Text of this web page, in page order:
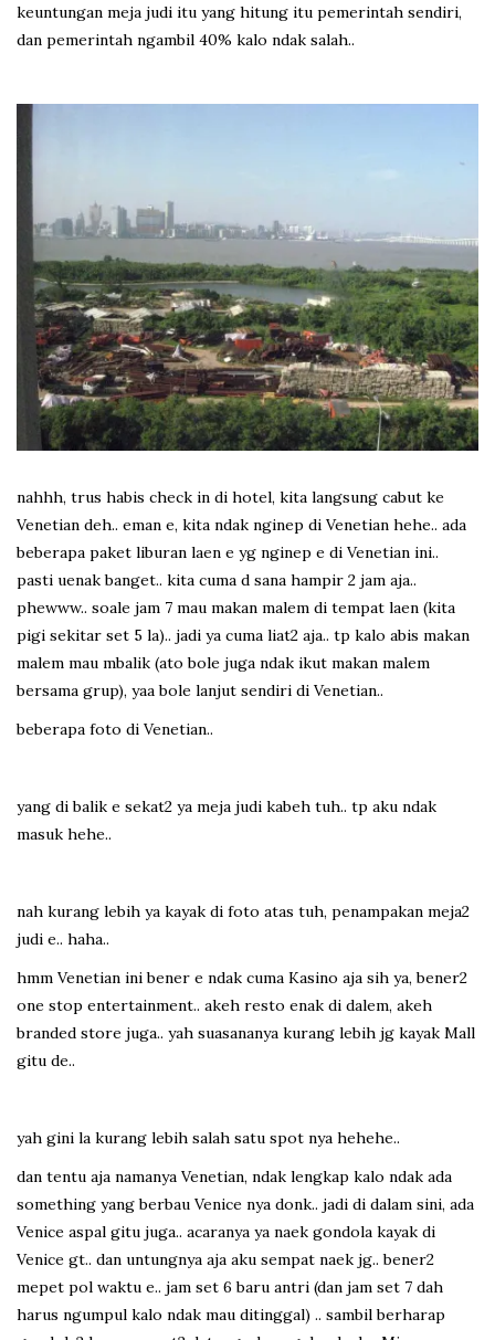
keuntungan meja judi itu yang hitung itu pemerintah sendiri,
dan pemerintah ngambil 40% kalo ndak salah..
nahhh, trus habis check in di hotel, kita langsung cabut ke
Venetian deh.. eman e, kita ndak nginep di Venetian hehe.. ada
beberapa paket liburan laen e yg nginep e di Venetian ini..
pasti uenak banget.. kita cuma d sana hampir 2 jam aja..
phewww.. soale jam 7 mau makan malem di tempat laen (kita
pigi sekitar set 5 la).. jadi ya cuma liat2 aja.. tp kalo abis makan
malem mau mbalik (ato bole juga ndak ikut makan malem
bersama grup), yaa bole lanjut sendiri di Venetian..
beberapa foto di Venetian..
yang di balik e sekat2 ya meja judi kabeh tuh.. tp aku ndak
masuk hehe..
nah kurang lebih ya kayak di foto atas tuh, penampakan meja2
judi e.. haha..
hmm Venetian ini bener e ndak cuma Kasino aja sih ya, bener2
one stop entertainment.. akeh resto enak di dalem, akeh
branded store juga.. yah suasananya kurang lebih jg kayak Mall
gitu de..
yah gini la kurang lebih salah satu spot nya hehehe..
dan tentu aja namanya Venetian, ndak lengkap kalo ndak ada
something yang berbau Venice nya donk.. jadi di dalam sini, ada
Venice aspal gitu juga.. acaranya ya naek gondola kayak di
Venice gt.. dan untungnya aja aku sempat naek jg.. bener2
mepet pol waktu e.. jam set 6 baru antri (dan jam set 7 dah
harus ngumpul kalo ndak mau ditinggal) .. sambil berharap